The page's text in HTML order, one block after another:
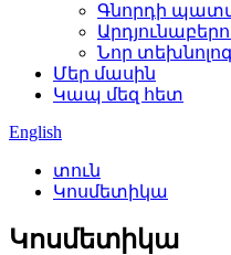
Գնորդի
Նոր
Մեր մասին
Կապ մեզ հետ
English
տուն
Կոսմետիկա
Կոսմետիկա